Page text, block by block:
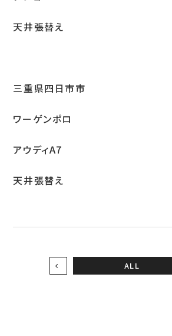
天井張替え
三重県四日市市
ワーゲンポロ
アウディA7
天井張替え
ALL